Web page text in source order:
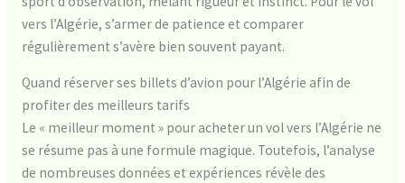
vers l’Algérie, s’armer de patience et comparer
régulièrement s’avère bien souvent payant.
Quand réserver ses billets d’avion pour l’Algérie afin de
profiter des meilleurs tarifs
Le « meilleur moment » pour acheter un vol vers l’Algérie ne
se résume pas à une formule magique. Toutefois, l’analyse
de nombreuses données et expériences révèle des